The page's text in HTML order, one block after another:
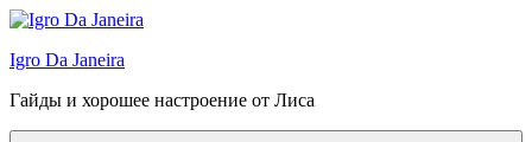
Перейти
содержимому
Igro Da Janeira
Гайды и хорошее настроение от Лиса